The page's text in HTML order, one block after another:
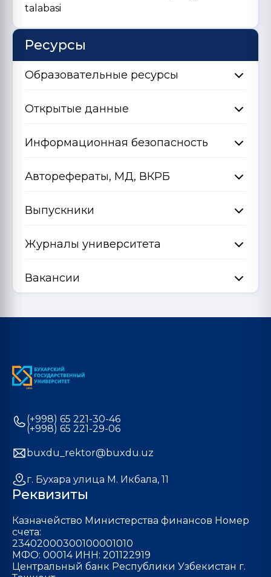
talabasi
Ресурсы
Образовательные ресурсы
Открытые данные
Информационная безопасность
Авторефераты, МД, ВКРБ
Выпускники
Журналы университета
Вакансии
(+998) 65 221-30-46
(+998) 65 221-29-06
buxdu_rektor@buxdu.uz
г. Бухара улица М. Икбала, 11
Реквизиты
Казначейство Министерства финансов Номер
счета:
23402000300100001010
МФО: 00014 ИНН: 201122919
Центральный банк Республики Узбекистан г.